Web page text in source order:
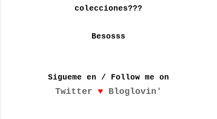
colecciones???
Besosss
Sigueme en / Follow me on
Twitter ♥ Bloglovin'